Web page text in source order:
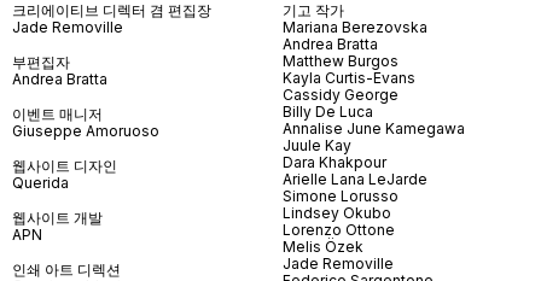
크리에이티브 디렉터 겸 편집장
Jade Removille
부편집자
Andrea Bratta
이벤트 매니저
Giuseppe Amoruoso
웹사이트 디자인
Querida
웹사이트 개발
APN
인쇄 아트 디렉션
기고 작가
Mariana Berezovska
Andrea Bratta
Matthew Burgos
Kayla Curtis-Evans
Cassidy George
Billy De Luca
Annalise June Kamegawa
Juule Kay
Dara Khakpour
Arielle Lana LeJarde
Simone Lorusso
Lindsey Okubo
Lorenzo Ottone
Melis Özek
Jade Removille